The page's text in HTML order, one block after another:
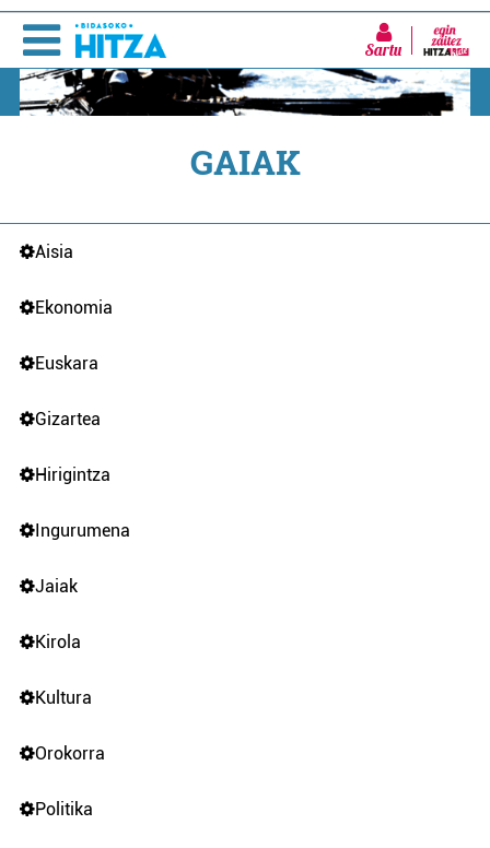
Sartu
GAIAK
Aisia
Ekonomia
Euskara
Gizartea
Hirigintza
Ingurumena
Jaiak
Kirola
Kultura
Orokorra
Politika